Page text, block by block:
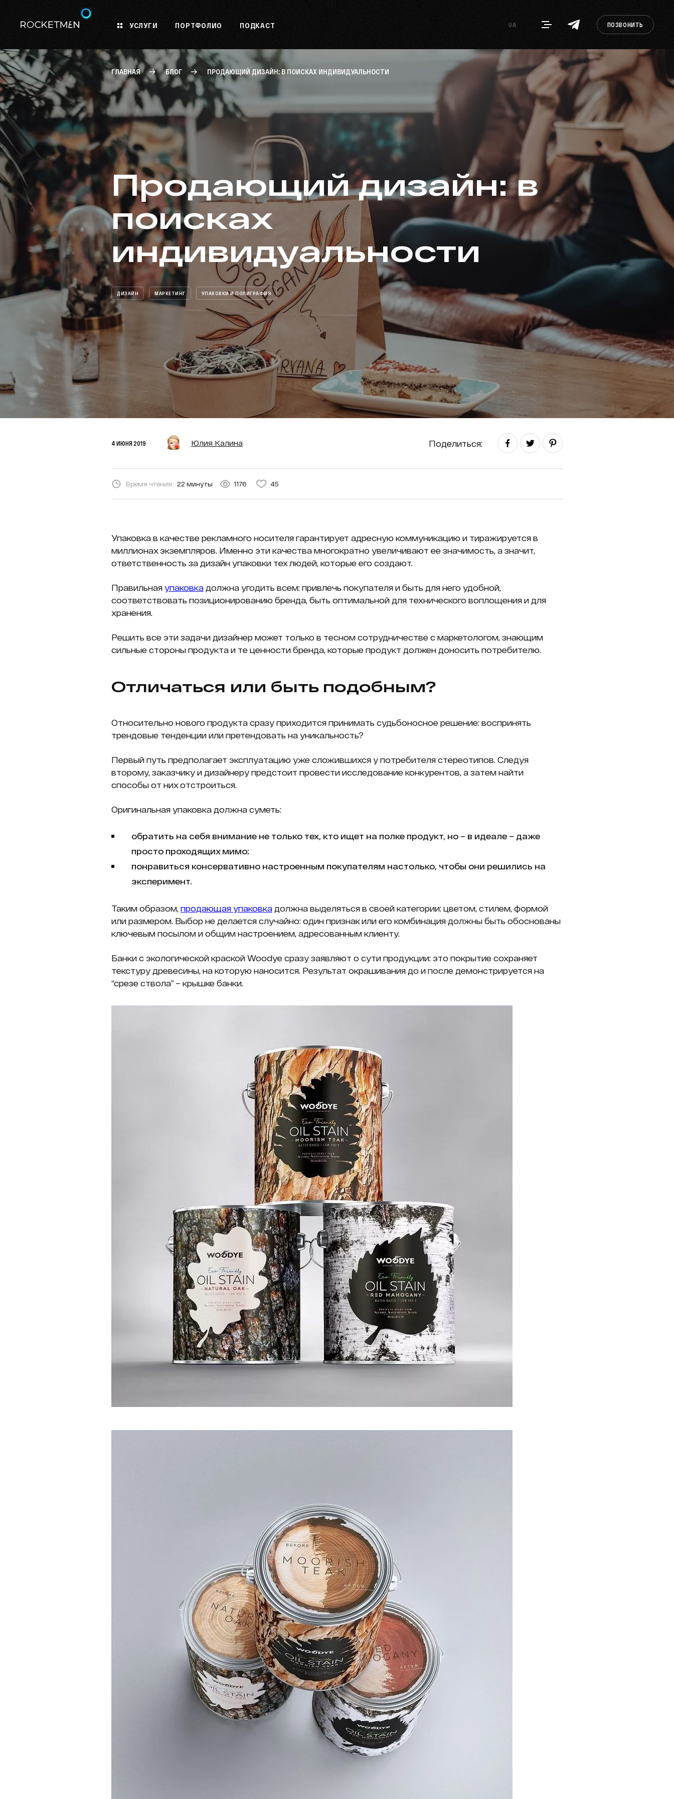
УСЛУГИ ПОРТФОЛИО ПОДКАСТ UA ПОЗВОНИТЬ
ГЛАВНАЯ БЛОГ ПРОДАЮЩИЙ ДИЗАЙН: В ПОИСКАХ ИНДИВИДУАЛЬНОСТИ
Продающий дизайн: в
поисках
индивидуальности
ДИЗАЙН МАРКЕТИНГ УПАКОВКИ И ПОЛИГРАФИЯ
4 ИЮНЯ 2019 Юлия Калина Поделиться:
Время чтения: 22 минуты 1176 45
Упаковка в качестве рекламного носителя гарантирует адресную коммуникацию и тиражируется в
миллионах экземпляров. Именно эти качества многократно увеличивают ее значимость, а значит,
ответственность за дизайн упаковки тех людей, которые его создают.
Правильная упаковка должна угодить всем: привлечь покупателя и быть для него удобной,
соответствовать позиционированию бренда, быть оптимальной для технического воплощения и для
хранения.
Решить все эти задачи дизайнер может только в тесном сотрудничестве с маркетологом, знающим
сильные стороны продукта и те ценности бренда, которые продукт должен доносить потребителю.
Отличаться или быть подобным?
Относительно нового продукта сразу приходится принимать судьбоносное решение: воспринять
трендовые тенденции или претендовать на уникальность?
Первый путь предполагает эксплуатацию уже сложившихся у потребителя стереотипов. Следуя
второму, заказчику и дизайнеру предстоит провести исследование конкурентов, а затем найти
способы от них отстроиться.
Оригинальная упаковка должна суметь:
обратить на себя внимание не только тех, кто ищет на полке продукт, но – в идеале – даже
просто проходящих мимо;
понравиться консервативно настроенным покупателям настолько, чтобы они решились на
эксперимент.
Таким образом, продающая упаковка должна выделяться в своей категории: цветом, стилем, формой
или размером. Выбор не делается случайно: один признак или его комбинация должны быть обоснованы
ключевым посылом и общим настроением, адресованным клиенту.
Банки с экологической краской Woodye сразу заявляют о сути продукции: это покрытие сохраняет
текстуру древесины, на которую наносится. Результат окрашивания до и после демонстрируется на
“срезе ствола” – крышке банки.